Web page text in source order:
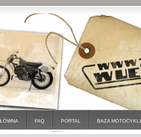
FAQ PORTAL BAZA MOTOCYKLI